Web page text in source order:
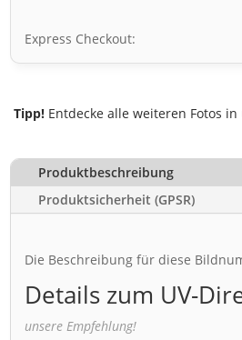
Express Checkout:
Tipp! Entdecke alle weiteren Fotos
Produktbeschreibung
Produktsicherheit (GPSR)
Die Beschreibung für diese
Details zum UV-
unsere Empfehlung!